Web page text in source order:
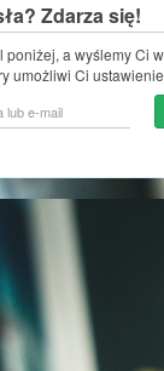
Zdarza się!
poniżej, a wyślemy Ci
umożliwi Ci